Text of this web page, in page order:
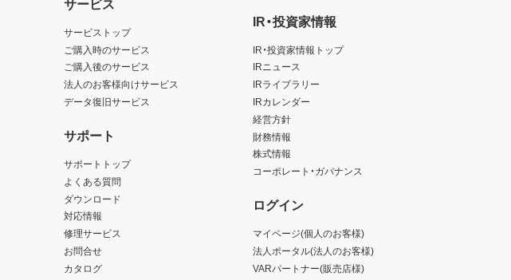
サービストップ
ご購入時のサービス
ご購入後のサービス
法人のお客様向けサービス
データ復旧サービス
サポート
サポートトップ
よくある質問
ダウンロード
対応情報
修理サービス
お問合せ
カタログ
IR・投資家情報
IR・投資家情報トップ
IRニュース
IRライブラリー
IRカレンダー
経営方針
財務情報
株式情報
コーポレート・ガバナンス
ログイン
マイページ(個人のお客様)
法人ポータル(法人のお客様)
VARパートナー(販売店様)